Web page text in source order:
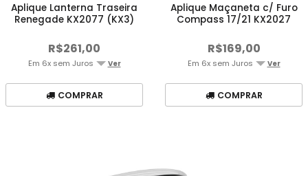
Aplique Lanterna Traseira
Renegade KX2077 (KX3)
R$261,00
Em 6x sem Juros Ver
COMPRAR
Aplique Maçaneta c/ Furo
Compass 17/21 KX2027
R$169,00
Em 6x sem Juros Ver
COMPRAR